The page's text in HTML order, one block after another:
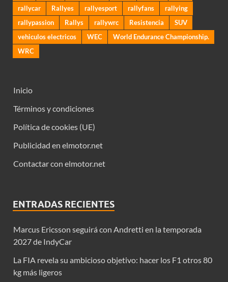
rallycar
Rallyes rallyesport rallyfans
rallying
rallypassion
Rallys rallywrc Resistencia
SUV
vehiculos electricos
WEC
World Endurance Championship.
WRC
Inicio
Términos y condiciones
Política de cookies (UE)
Publicidad en elmotor.net
Contactar con elmotor.net
ENTRADAS RECIENTES
Marcus Ericsson seguirá con Andretti en la temporada
2027 de IndyCar
La FIA revela su ambicioso objetivo: hacer los F1 otros 80
kg más ligeros